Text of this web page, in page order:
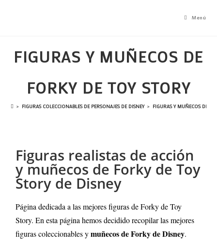
Menú
FIGURAS Y MUÑECOS DE
FORKY DE TOY STORY
> FIGURAS COLECCIONABLES DE PERSONAJES DE DISNEY > FIGURAS Y MUÑECOS DE
Figuras realistas de acción
y muñecos de Forky de Toy
Story de Disney
Página dedicada a las mejores figuras de Forky de Toy
Story. En esta página hemos decidido recopilar las mejores
figuras coleccionables ymuñecos de Forky de Disney.